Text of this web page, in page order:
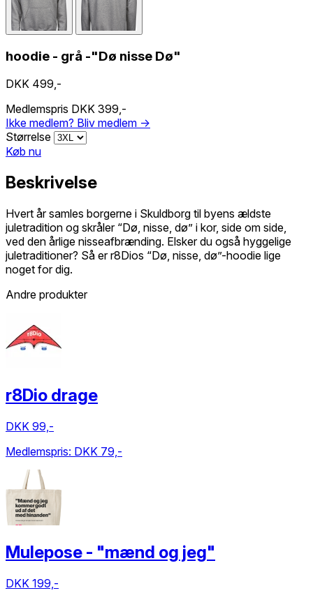
hoodie - grå -"Dø nisse Dø"
DKK 499,-
Medlemspris DKK 399,-
Ikke medlem? Bliv medlem →
Størrelse
Køb nu
Beskrivelse
Hvert år samles borgerne i Skuldborg til byens ældste
juletradition og skråler “Dø, nisse, dø” i kor, side om side,
ved den årlige nisseafbrænding. Elsker du også hyggelige
juletraditioner? Så er r8Dios “Dø, nisse, dø”-hoodie lige
noget for dig.
Andre produkter
r8Dio drage
DKK 99,-
Medlemspris: DKK 79,-
Mulepose - "mænd og jeg"
DKK 199,-